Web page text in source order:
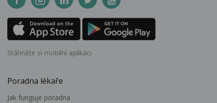
Stáhněte si mobilní aplikaci
Poradna lékaře
Jak funguje poradna